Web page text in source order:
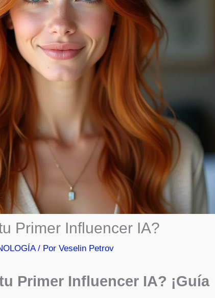
Primer Influencer IA?
/ PorVeselin Petrov
Primer Influencer IA? ¡Guía